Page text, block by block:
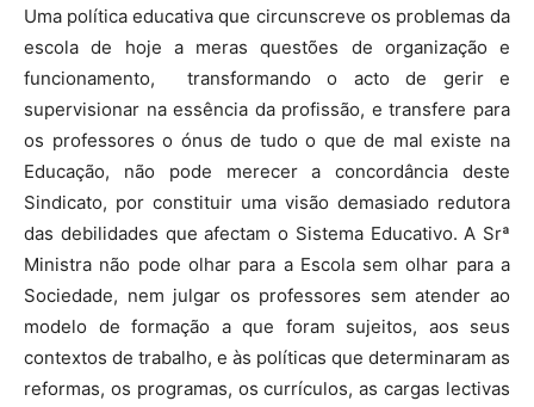
Uma política educativa que circunscreve os problemas da
escola de hoje a meras questões de organização e
funcionamento, transformando o acto de gerir e
supervisionar na essência da profissão, e transfere para
os professores o ónus de tudo o que de mal existe na
Educação, não pode merecer a concordância deste
Sindicato, por constituir uma visão demasiado redutora
das debilidades que afectam o Sistema Educativo. A Srª
Ministra não pode olhar para a Escola sem olhar para a
Sociedade, nem julgar os professores sem atender ao
modelo de formação a que foram sujeitos, aos seus
contextos de trabalho, e às políticas que determinaram as
reformas, os programas, os currículos, as cargas lectivas